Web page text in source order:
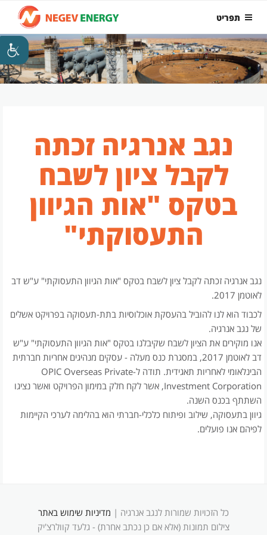
לתוכן
תפריט
נגב אנרגיה זכתה
לקבל ציון לשבח
בטקס "אות הגיוון
התעסוקתי"
נגב אנרגיה זכתה לקבל ציון לשבח בטקס "אות הגיוון התעסוקתי" ע"ש דב
לאוטמן 2017.
לכבוד הוא לנו להוביל בהעסקת אוכלוסיות בתת-תעסוקה בפרויקט אשלים
של נגב אנרגיה.
אנו מוקירים את הציון לשבח שקיבלנו בטקס "אות הגיוון התעסוקתי" ע"ש
דב לאוטמן 2017, במסגרת כנס מעלה - עסקים מנהיגים אחריות חברתית
הבינלאומי לאחריות תאגידית. תודה ל-OPIC Overseas Private
Investment Corporation, אשר לקח חלק במימון הפרויקט ואשר נציגו
השתתף בכנס השנה.
גיוון בתעסוקה, שילוב ופיתוח כלכלי-חברתי הוא בהלימה לערכי הקיימות
לפיהם אנו פועלים.
כל הזכויות שמורות לנגב אנרגיה | מדיניות שימוש באתר
צילום תמונות (אלא אם כן נכתב אחרת) - גלעד קוולרצ'יק